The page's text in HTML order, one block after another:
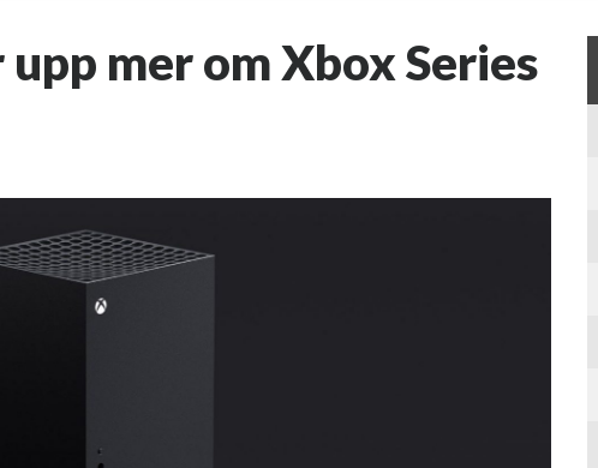
mer om Xbox Series